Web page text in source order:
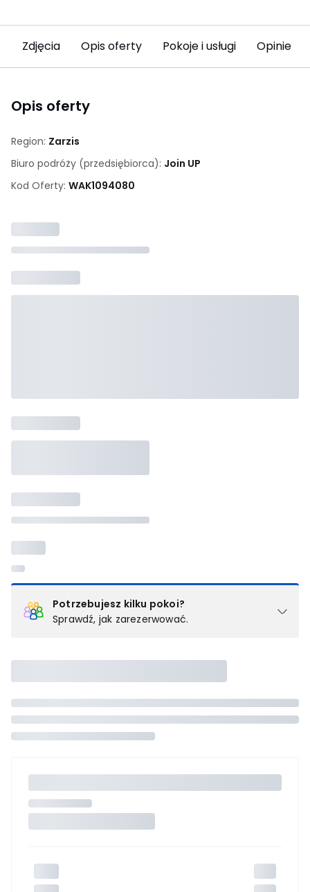
Zdjęcia Opis oferty Pokoje i usługi Opinie
Opis oferty
Region: Zarzis
Biuro podróży (przedsiębiorca): Join UP
Kod Oferty: WAK1094080
Potrzebujesz kilku pokoi?
Sprawdź, jak zarezerwować.
pokoju (lub apartamencie, willi itd.). Wybierz jedną z ofert z listy
i zarezerwuj ją. Zrób oddzielne rezerwacje dla każdego
kolejnego pokoju lubskontaktuj się z nami,by złożyć
zamówienie u naszego doradcy.
Maksymalna liczba uczestników
maksymalny limit dla 1 pokoju.